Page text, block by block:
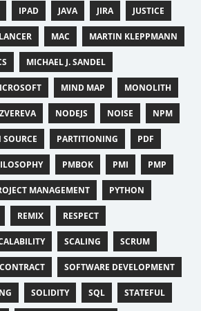
IPAD JAVA JIRA JUSTICE
MAC MARTIN KLEPPMANN
MICHAEL J. SANDEL
MIND MAP MONOLITH
NODEJS NOISE NPM
PARTITIONING PDF
PMBOK PMI PMP
MANAGEMENT PYTHON
REMIX RESPECT
SCALING SCRUM
SOFTWARE DEVELOPMENT
SOLIDITY SQL STATEFUL